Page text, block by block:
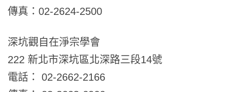
傳真：02-2624-2500
深坑觀自在淨宗學會
222 新北市深坑區北深路三段14號
電話： 02-2662-2166